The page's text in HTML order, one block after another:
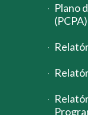
Plano
(PCPA)